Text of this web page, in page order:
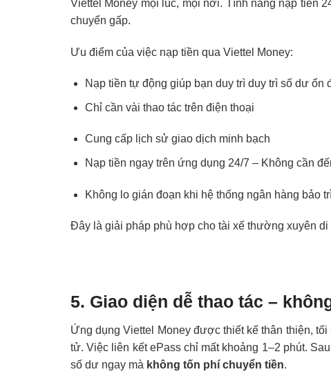
Viettel Money mọi lúc, mọi nơi. Tính năng nạp tiền
chuyển gấp.
Ưu điểm của việc nạp tiền qua Viettel Money:
Nạp tiền tự động giúp bạn duy trì duy trì số dư ổn
Chỉ cần vài thao tác trên điện thoại
Cung cấp lịch sử giao dịch minh bạch
Nạp tiền ngay trên ứng dụng 24/7 – Không cần
Không lo gián đoạn khi hệ thống ngân hàng bảo
Đây là giải pháp phù hợp cho tài xế thường xuyên
5. Giao diện dễ thao tác –
Ứng dụng Viettel Money được thiết kế thân thiện,
tử. Việc liên kết ePass chỉ mất khoảng 1–2 phút.
số dư ngay mà không tốn phí chuyển tiền.